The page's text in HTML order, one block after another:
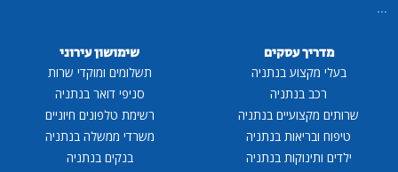
מדריך עסקים
בעלי מקצוע בנתניה
רכב בנתניה
שרותים מקצועיים בנתניה
טיפוח ובריאות בנתניה
ילדים ותינוקות בנתניה
שימושון עירוני
תשלומים ומוקדי שרות
סניפי דואר בנתניה
רשימת טלפונים חיוניים
משרדי ממשלה בנתניה
בנקים בנתניה